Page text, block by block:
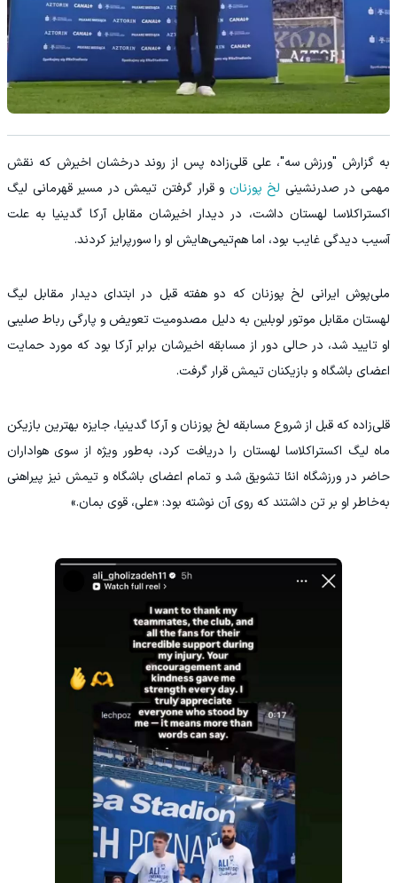
به گزارش "ورزش سه"، علی قلی‌زاده پس از روند درخشان اخیرش که نقش
مهمی در صدرنشینی لخ پوزنان و قرار گرفتن تیمش در مسیر قهرمانی لیگ
اکستراکلاسا لهستان داشت، در دیدار اخیرشان مقابل آرکا گدینیا به علت
آسیب دیدگی غایب بود، اما هم‌تیمی‌هایش او را سورپرایز کردند.
ملی‌پوش ایرانی لخ پوزنان که دو هفته قبل در ابتدای دیدار مقابل لیگ
لهستان مقابل موتور لوبلین به دلیل مصدومیت تعویض و پارگی رباط صلیبی
او تایید شد، در حالی دور از مسابقه اخیرشان برابر آرکا بود که مورد حمایت
اعضای باشگاه و بازیکنان تیمش قرار گرفت.
قلی‌زاده که قبل از شروع مسابقه لخ پوزنان و آرکا گدینیا، جایزه بهترین بازیکن
ماه لیگ اکستراکلاسا لهستان را دریافت کرد، به‌طور ویژه از سوی هواداران
حاضر در ورزشگاه انئا تشویق شد و تمام اعضای باشگاه و تیمش نیز پیراهنی
به‌خاطر او بر تن داشتند که روی آن نوشته بود: «علی، قوی بمان.»